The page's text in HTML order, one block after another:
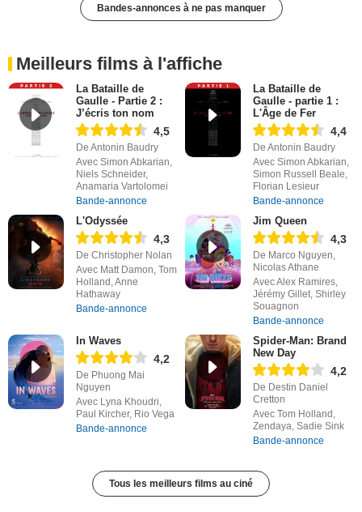
Bandes-annonces à ne pas manquer
Meilleurs films à l'affiche
La Bataille de
Gaulle - Partie 2 :
J’écris ton nom
4,5
De Antonin Baudry
Avec Simon Abkarian,
Niels Schneider,
Anamaria Vartolomei
Bande-annonce
La Bataille de
Gaulle - partie 1 :
L'Âge de Fer
4,4
De Antonin Baudry
Avec Simon Abkarian,
Simon Russell Beale,
Florian Lesieur
Bande-annonce
L'Odyssée
4,3
De Christopher Nolan
Avec Matt Damon, Tom
Holland, Anne
Hathaway
Bande-annonce
Jim Queen
4,3
De Marco Nguyen,
Nicolas Athane
Avec Alex Ramires,
Jérémy Gillet, Shirley
Souagnon
Bande-annonce
In Waves
4,2
De Phuong Mai
Nguyen
Avec Lyna Khoudri,
Paul Kircher, Rio Vega
Bande-annonce
Spider-Man: Brand
New Day
4,2
De Destin Daniel
Cretton
Avec Tom Holland,
Zendaya, Sadie Sink
Bande-annonce
Tous les meilleurs films au ciné